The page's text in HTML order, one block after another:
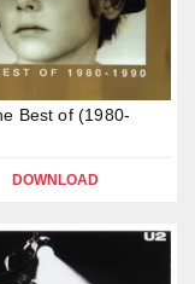
Best of (1980-
DOWNLOAD